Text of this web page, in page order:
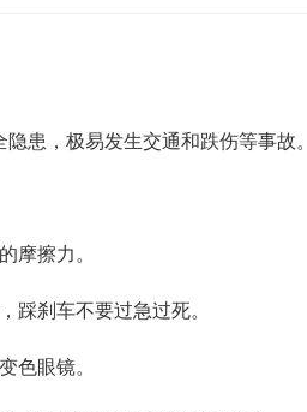
患，极易发生交通和跌伤等事故。
摩擦力。
刹车不要过急过死。
色眼镜。